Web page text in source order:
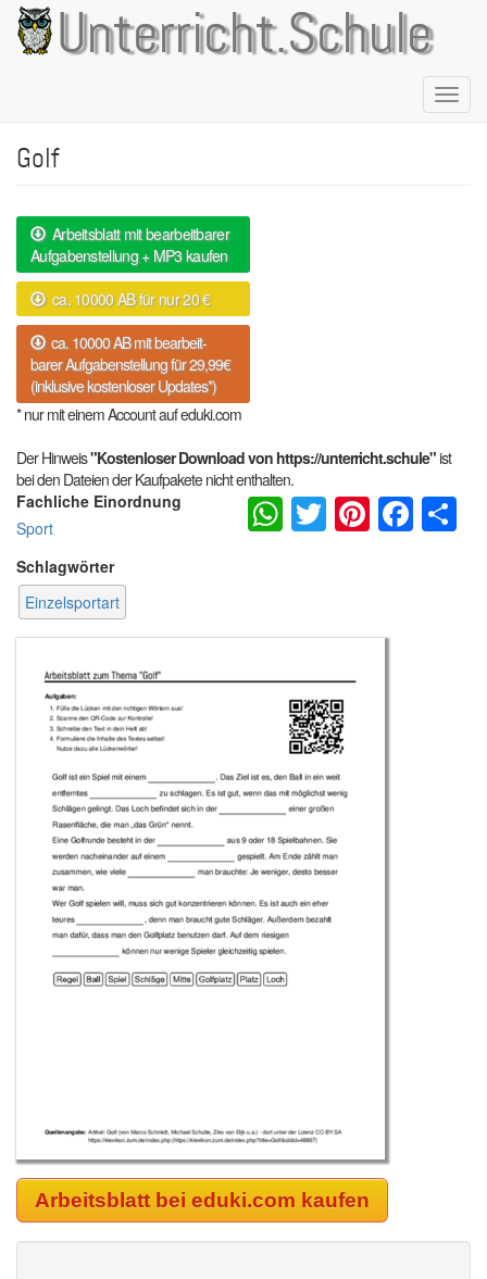
Direkt
zum
Inhalt
Unterricht.Schule
Golf
Arbeitsblatt mit bearbeitbarer
Aufgabenstellung + MP3 kaufen
ca. 10000 AB für nur 20 €
ca. 10000 AB mit bearbeit-
barer Aufgabenstellung für 29,99€
(inklusive kostenloser Updates*)
* nur mit einem Account auf eduki.com
Der Hinweis"Kostenloser Download von https://unterricht.schule"ist
bei den Dateien der Kaufpakete nicht enthalten.
Fachliche Einordnung
Sport
Schlagwörter
Einzelsportart
WhatsApp
Twitter
Arbeitsblatt bei eduki.com kaufen